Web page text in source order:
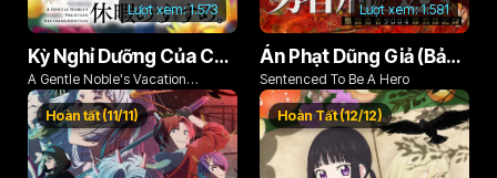
Lượt xem:1.573
Kỳ Nghỉ Dưỡng Của Chàng Quý Tộc Ôn Hòa (Odayaka Kizoku no Kyuuka no Susume)
A Gentle Noble's Vacation
Recommendation
Lượt xem:1.581
Án Phạt Dũng Giả (Bản Án Anh Hùng)
Sentenced To Be A Hero
Hoàn tất (11/11) Hoàn Tất (12/12)